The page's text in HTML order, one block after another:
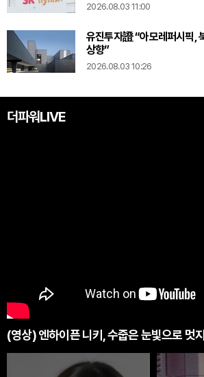
2026.08.03 11:00
유진투자證 “아모레퍼시픽,
상향”
2026.08.03 10:26
더파워LIVE
(영상) 엔하이픈 니키, 수줍은 눈빛으로 멋